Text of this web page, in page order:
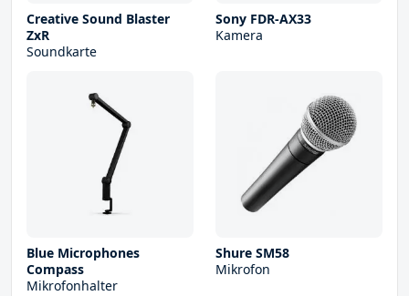
Creative Sound Blaster
ZxR
Soundkarte
Sony FDR-AX33
Kamera
Blue Microphones
Compass
Mikrofonhalter
Shure SM58
Mikrofon